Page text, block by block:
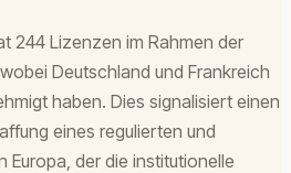
244 Lizenzen im Rahmen der
Deutschland und Frankreich
haben. Dies signalisiert einen
eines regulierten und
Europa, der die institutionelle